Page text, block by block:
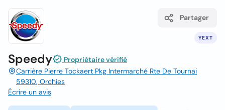
YEXT
Partager
Speedy
Propriétaire vérifié
Carrière Pierre Tockaert Pkg Intermarché Rte De Tournai
59310, Orchies
Écrire un avis